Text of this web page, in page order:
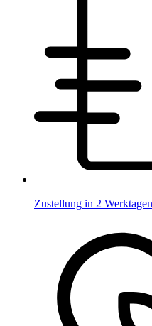
Zustellung in 2